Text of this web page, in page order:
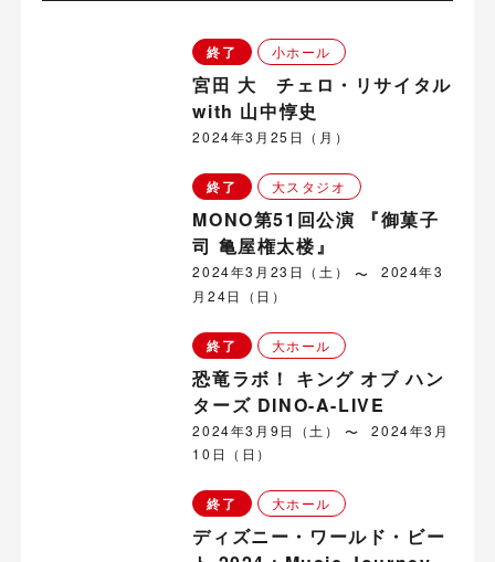
終了 小ホール
宮田 大 チェロ・リサイタル
with 山中惇史
2024年3月25日（月）
終了 大スタジオ
MONO第51回公演 『御菓子
司 亀屋権太楼』
2024年3月23日（土）
2024年3
月24日（日）
終了 大ホール
恐竜ラボ！ キング オブ ハン
ターズ DINO-A-LIVE
2024年3月9日（土）
2024年3月
10日（日）
終了 大ホール
ディズニー・ワールド・ビー